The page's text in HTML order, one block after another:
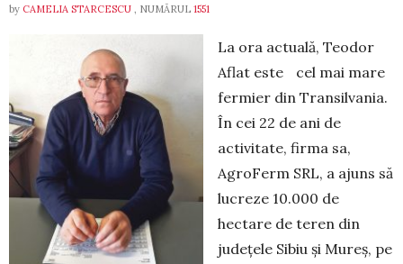
by CAMELIA STARCESCU , NUMĂRUL 1551
La ora actuală, Teodor
Aflat este cel mai mare
fermier din Transilvania.
În cei 22 de ani de
activitate, firma sa,
AgroFerm SRL, a ajuns să
lucreze 10.000 de
hectare de teren din
județele Sibiu și Mureș, pe